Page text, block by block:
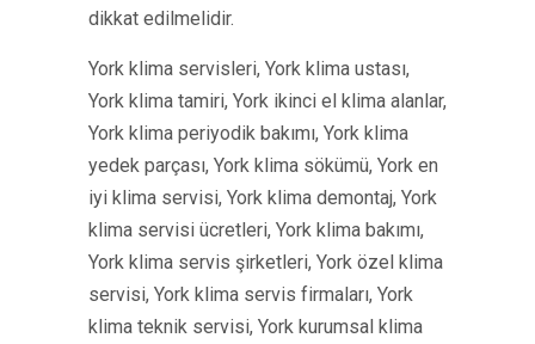
dikkat edilmelidir.
York klima servisleri, York klima ustası,
York klima tamiri, York ikinci el klima alanlar,
York klima periyodik bakımı, York klima
yedek parçası, York klima sökümü, York en
iyi klima servisi, York klima demontaj, York
klima servisi ücretleri, York klima bakımı,
York klima servis şirketleri, York özel klima
servisi, York klima servis firmaları, York
klima teknik servisi, York kurumsal klima